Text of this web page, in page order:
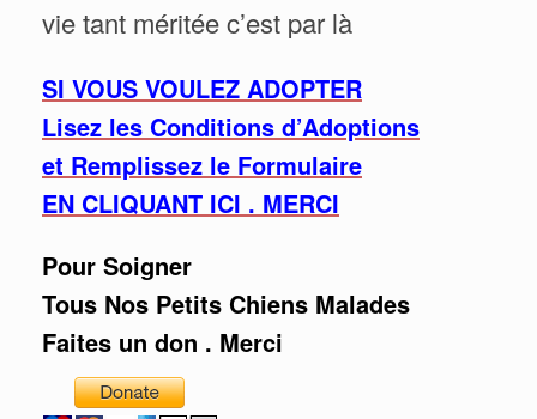
vie tant méritée c’est par là
SI VOUS VOULEZ ADOPTER
Lisez les Conditions d’Adoptions
et Remplissez le Formulaire
EN CLIQUANT ICI . MERCI
Pour Soigner
Tous Nos Petits Chiens Malades
Faites un don . Merci